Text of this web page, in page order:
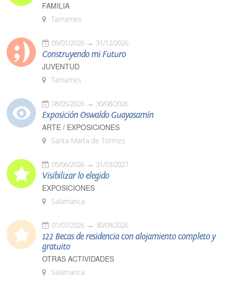
FAMILIA
Tamames
09/01/2026 31/12/2026
Construyendo mi Futuro
JUVENTUD
Tamames
08/05/2026 30/08/2026
Exposición Oswaldo Guayasamín
ARTE / EXPOSICIONES
Santa Marta de Tormes
05/06/2026 31/03/2027
Visibilizar lo elegido
EXPOSICIONES
Salamanca
01/07/2026 30/09/2026
122 Becas de residencia con alojamiento completo y
gratuito
OTRAS ACTIVIDADES
Salamanca